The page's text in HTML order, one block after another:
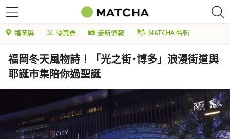
福岡縣 優惠券 最新情報 MATCHA 特輯
福岡冬天風物詩！「光之街･博多」浪漫街道與
耶誕市集陪你過聖誕